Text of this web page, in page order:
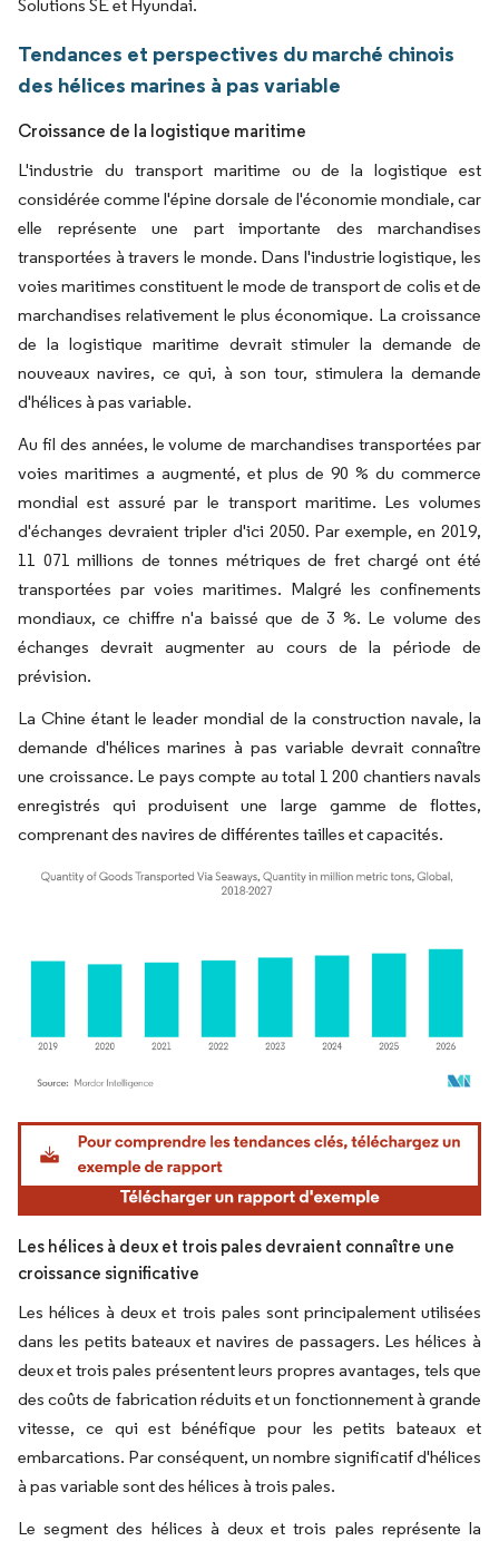
Solutions SE et Hyundai.
Tendances et perspectives du marché chinois
des hélices marines à pas variable
Croissance de la logistique maritime
L'industrie du transport maritime ou de la logistique est
considérée comme l'épine dorsale de l'économie mondiale, car
elle représente une part importante des marchandises
transportées à travers le monde. Dans l'industrie logistique, les
voies maritimes constituent le mode de transport de colis et de
marchandises relativement le plus économique. La croissance
de la logistique maritime devrait stimuler la demande de
nouveaux navires, ce qui, à son tour, stimulera la demande
d'hélices à pas variable.
Au fil des années, le volume de marchandises transportées par
voies maritimes a augmenté, et plus de 90 % du commerce
mondial est assuré par le transport maritime. Les volumes
d'échanges devraient tripler d'ici 2050. Par exemple, en 2019,
11 071 millions de tonnes métriques de fret chargé ont été
transportées par voies maritimes. Malgré les confinements
mondiaux, ce chiffre n'a baissé que de 3 %. Le volume des
échanges devrait augmenter au cours de la période de
prévision.
La Chine étant le leader mondial de la construction navale, la
demande d'hélices marines à pas variable devrait connaître
une croissance. Le pays compte au total 1 200 chantiers navals
enregistrés qui produisent une large gamme de flottes,
comprenant des navires de différentes tailles et capacités.
Image © Mordor Intelligence. La réutilisation nécessite une attribution sous CC BY
Les hélices à deux et trois pales devraient connaître une
croissance significative
Les hélices à deux et trois pales sont principalement utilisées
dans les petits bateaux et navires de passagers. Les hélices à
deux et trois pales présentent leurs propres avantages, tels que
des coûts de fabrication réduits et un fonctionnement à grande
vitesse, ce qui est bénéfique pour les petits bateaux et
embarcations. Par conséquent, un nombre significatif d'hélices
à pas variable sont des hélices à trois pales.
Le segment des hélices à deux et trois pales représente la